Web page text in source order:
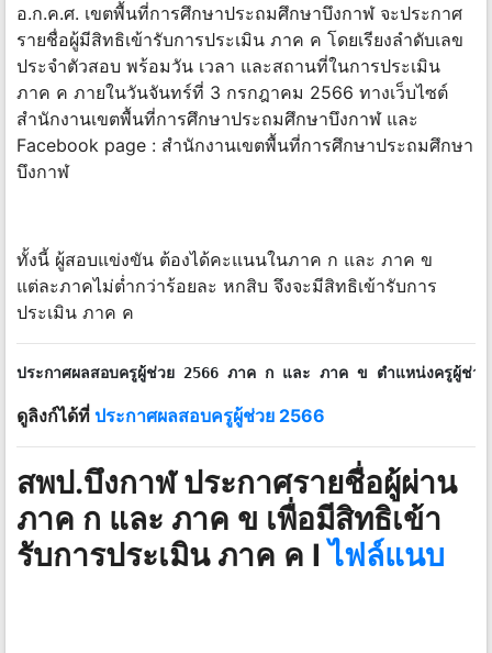
อ.ก.ค.ศ. เขตพื้นที่การศึกษาประถมศึกษาบึงกาฬ จะประกาศ
รายชื่อผู้มีสิทธิเข้ารับการประเมิน ภาค ค โดยเรียงลำดับเลข
ประจำตัวสอบ พร้อมวัน เวลา และสถานที่ในการประเมิน
ภาค ค ภายในวันจันทร์ที่ 3 กรกฎาคม 2566 ทางเว็บไซต์
สำนักงานเขตพื้นที่การศึกษาประถมศึกษาบึงกาฬ และ
Facebook page : สำนักงานเขตพื้นที่การศึกษาประถมศึกษา
บึงกาฬ
ทั้งนี้ ผู้สอบแข่งขัน ต้องได้คะแนนในภาค ก และ ภาค ข
แต่ละภาคไม่ต่ำกว่าร้อยละ หกสิบ จึงจะมีสิทธิเข้ารับการ
ประเมิน ภาค ค
ประกาศผลสอบครูผู้ช่วย 2566 ภาค ก และ ภาค ข ตำแหน่งครูผู้ช่ว
ดูลิงก์ได้ที่ ประกาศผลสอบครูผู้ช่วย 2566
สพป.บึงกาฬ ประกาศรายชื่อผู้ผ่าน
ภาค ก และ ภาค ข เพื่อมีสิทธิเข้า
รับการประเมิน ภาค ค Iไฟล์แนบ